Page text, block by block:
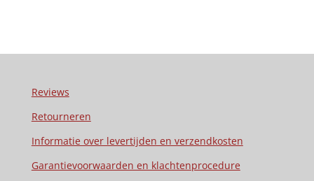
Reviews
Retourneren
Informatie over levertijden en verzendkosten
Garantievoorwaarden en klachtenprocedure